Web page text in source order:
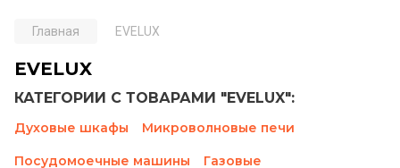
Главная EVELUX
EVELUX
КАТЕГОРИИ С ТОВАРАМИ "EVELUX":
Духовые шкафы Микроволновые печи
Посудомоечные машины Газовые